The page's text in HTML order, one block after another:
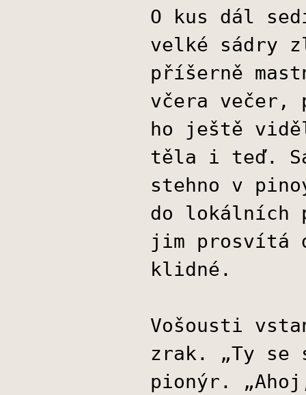
O kus dál
velké sádry
příšerně
včera večer,
ho ještě
těla i teď.
stehno v
do lokálních
jim prosvítá
klidné.
Vošousti
zrak. „Ty se
pionýr.